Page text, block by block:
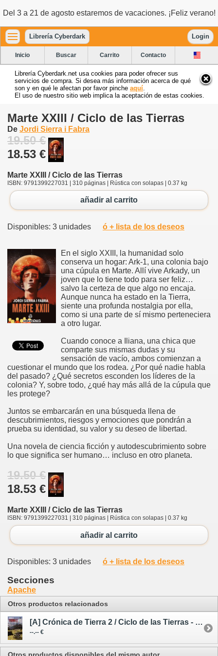
Del 3 a 21 de agosto estaremos de vacaciones. ¡Feliz verano!
Librería Cyberdark Login
Inicio Buscar Carrito Contacto
Librería Cyberdark.net usa cookies para poder ofrecer sus
servicios de compra. Si desea más información acerca de qué
son y en qué le afectan por favor pinche aquí
El uso de nuestro sitio web implica la aceptación de estas cookies.
Marte XXIII / Ciclo de las Tierras
De Jordi Sierra i Fabra
19.50 €
18.53 €
Marte XXIII / Ciclo de las Tierras
ISBN: 9791399227031 | 310 páginas | Rústica con solapas | 0.37 kg
añadir al carrito
Disponibles: 3 unidades ó + lista de los deseos
En el siglo XXIII, la humanidad solo
conserva un hogar: Ark-1, una colonia bajo
una cúpula en Marte. Allí vive Arkady, un
joven que lo tiene todo para ser feliz…
salvo la certeza de que algo no encaja.
Aunque nunca ha estado en la Tierra,
siente una profunda nostalgia por ella,
como si una parte de sí mismo perteneciera
a otro lugar.
Cuando conoce a Iliana, una chica que
comparte sus mismas dudas y su
sensación de vacío, ambos comienzan a
cuestionar el mundo que los rodea. ¿Por qué nadie habla
del pasado? ¿Qué secretos esconden los líderes de la
colonia? Y, sobre todo, ¿qué hay más allá de la cúpula que
les protege?
Juntos se embarcarán en una búsqueda llena de
descubrimientos, riesgos y emociones que pondrán a
prueba su identidad, su valor y su deseo de libertad.
Una novela de ciencia ficción y autodescubrimiento sobre
lo que significa ser humano… incluso en otro planeta.
19.50 €
18.53 €
Marte XXIII / Ciclo de las Tierras
ISBN: 9791399227031 | 310 páginas | Rústica con solapas | 0.37 kg
añadir al carrito
Disponibles: 3 unidades ó + lista de los deseos
Secciones
Apache
Otros productos relacionados
[A] Crónica de Tierra 2 / Ciclo de las Tierras - avance --/--/26
--.-- €